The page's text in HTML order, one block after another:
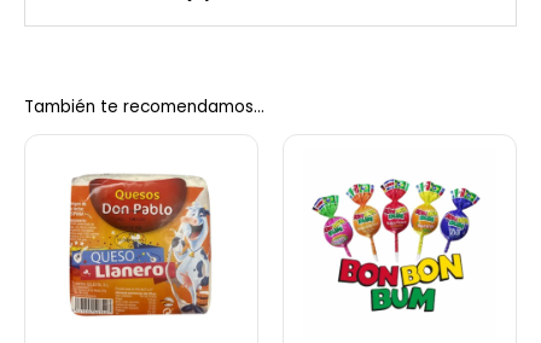
Sé el primero en valorar “Budare
Caracas 32 cm”
Debesaccederpara publicar una valoración.
También te recomendamos…